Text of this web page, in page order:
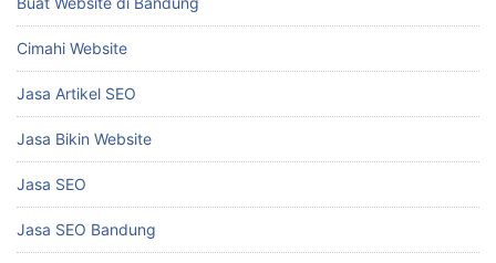
Cimahi Website
Jasa Artikel SEO
Jasa Bikin Website
Jasa SEO
Jasa SEO Bandung